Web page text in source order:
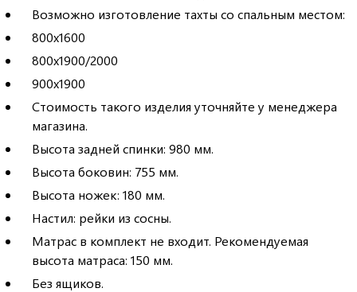
Возможно изготовление тахты со спальным местом:
800х1600
800х1900/2000
900х1900
Стоимость такого изделия уточняйте у менеджера
магазина.
Высота задней спинки: 980 мм.
Высота боковин: 755 мм.
Высота ножек: 180 мм.
Настил: рейки из сосны.
Матрас в комплект не входит. Рекомендуемая
высота матраса: 150 мм.
Без ящиков.